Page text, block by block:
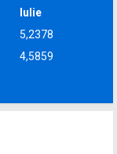
Iulie
5,2378
4,5859